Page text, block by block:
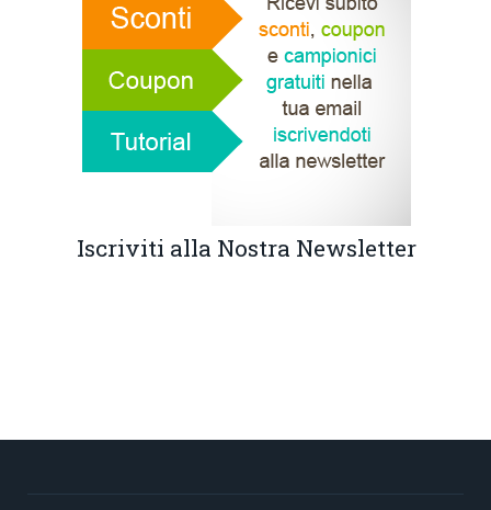
Iscriviti alla Nostra Newsletter